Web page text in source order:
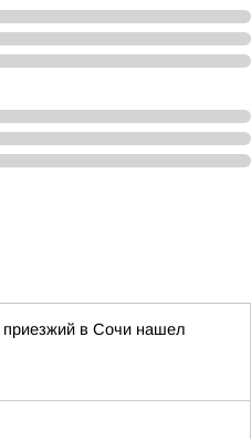
приезжий в Сочи нашел